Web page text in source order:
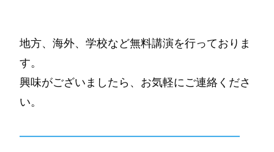
地方、海外、学校など無料講演を行っておりま
す。
興味がございましたら、お気軽にご連絡くださ
い。
━━━━━━━━━━━━━━━━━━